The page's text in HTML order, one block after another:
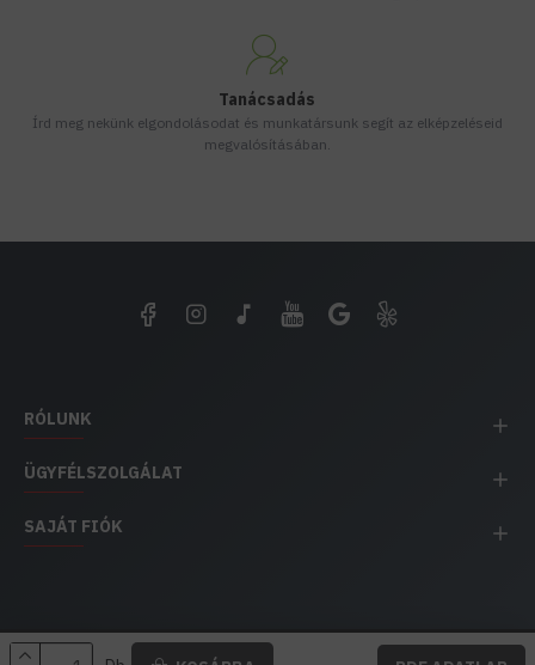
Tanácsadás
Írd meg nekünk elgondolásodat és munkatársunk segít az elképzeléseid
megvalósításában.
RÓLUNK
ÜGYFÉLSZOLGÁLAT
SAJÁT FIÓK
EH IMPEX / Copyright © 1991-2025 Energia Háza